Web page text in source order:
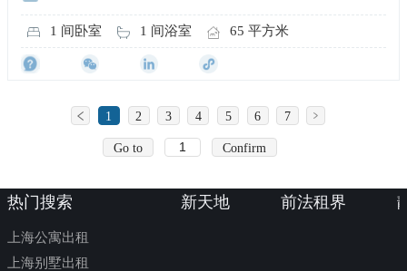
1 间卧室 1 间浴室 65 平方米
1 2 3 4 5 6 7
Go to Confirm
热门搜索
上海公寓出租
上海别墅出租
新天地 前法租界